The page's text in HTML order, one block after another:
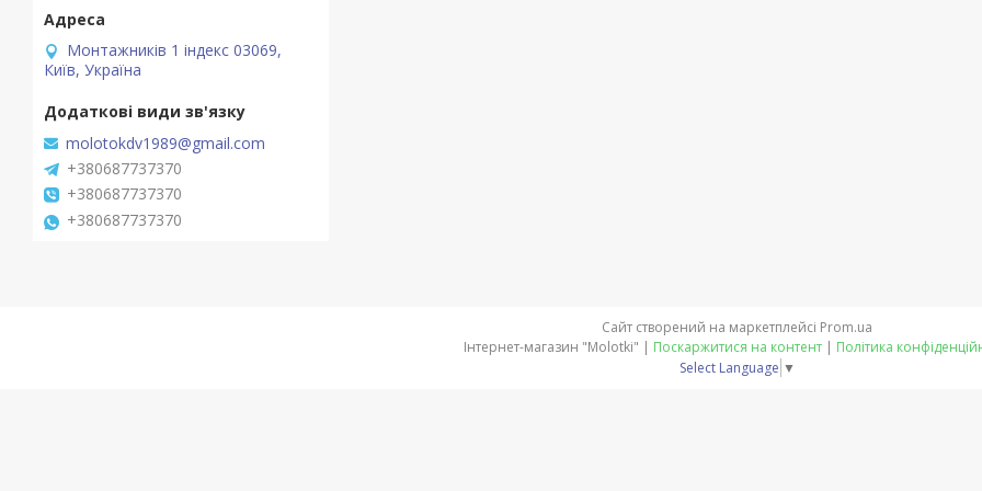
Монтажників 1 індекс 03069,
Київ, Україна
molotokdv1989@gmail.com
+380687737370
+380687737370
+380687737370
Сайт створений на маркетплейсі Prom.ua
Інтернет-магазин "Molotki" | Поскаржитися на контент | Політика
Select Language ▼